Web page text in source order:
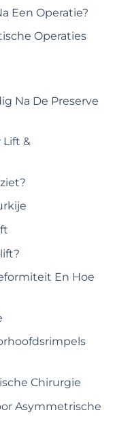
Een Operatie?
Operaties
Na De Preserve
Lift &
En Hoe
Chirurgie
Asymmetrische